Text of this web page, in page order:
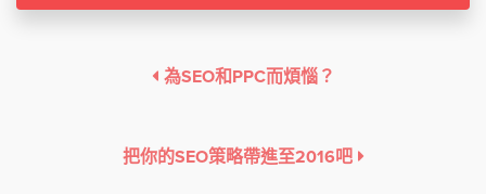
為SEO和PPC而煩惱？
把你的SEO策略帶進至2016吧